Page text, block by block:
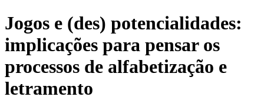
Jogos e (des) potencialidades:
implicações para pensar os
processos de alfabetização e
letramento